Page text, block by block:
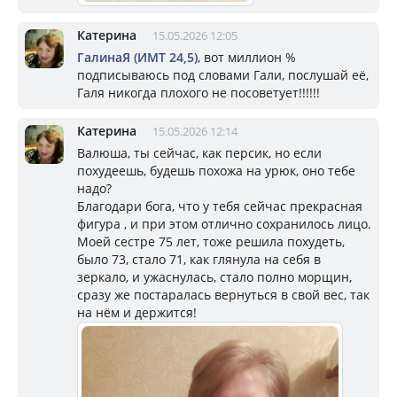
Катерина 15.05.2026 12:05
ГалинаЯ (ИМТ 24,5), вот миллион %
подписываюсь под словами Гали, послушай её,
Галя никогда плохого не посоветует!!!!!!
Катерина 15.05.2026 12:14
Валюша, ты сейчас, как персик, но если
похудеешь, будешь похожа на урюк, оно тебе
надо?
Благодари бога, что у тебя сейчас прекрасная
фигура , и при этом отлично сохранилось лицо.
Моей сестре 75 лет, тоже решила похудеть,
было 73, стало 71, как глянула на себя в
зеркало, и ужаснулась, стало полно морщин,
сразу же постаралась вернуться в свой вес, так
на нём и держится!